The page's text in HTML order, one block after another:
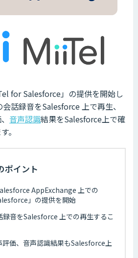
for Salesforce」の提供を開始し
話録音をSalesforce 上で再生、
音声認識結果をSalesforce上で確
。
ポイント
AppExchange 上での
」の提供を開始
録音をSalesforce 上での再生するこ
評価、音声認識結果もSalesforce上